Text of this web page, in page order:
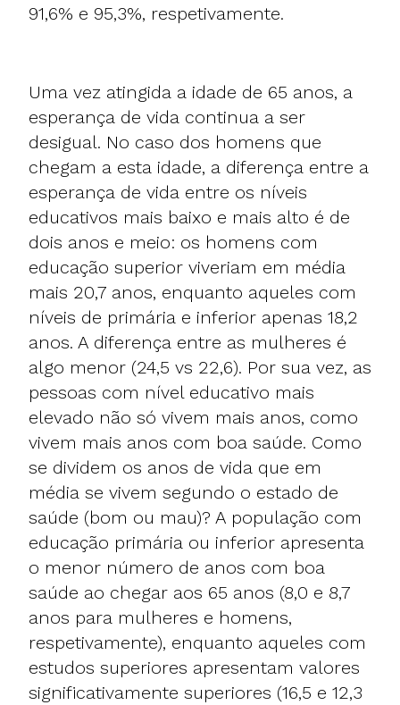
91,6% e 95,3%, respetivamente.
Uma vez atingida a idade de 65 anos, a
esperança de vida continua a ser
desigual. No caso dos homens que
chegam a esta idade, a diferença entre a
esperança de vida entre os níveis
educativos mais baixo e mais alto é de
dois anos e meio: os homens com
educação superior viveriam em média
mais 20,7 anos, enquanto aqueles com
níveis de primária e inferior apenas 18,2
anos. A diferença entre as mulheres é
algo menor (24,5 vs 22,6). Por sua vez, as
pessoas com nível educativo mais
elevado não só vivem mais anos, como
vivem mais anos com boa saúde. Como
se dividem os anos de vida que em
média se vivem segundo o estado de
saúde (bom ou mau)? A população com
educação primária ou inferior apresenta
o menor número de anos com boa
saúde ao chegar aos 65 anos (8,0 e 8,7
anos para mulheres e homens,
respetivamente), enquanto aqueles com
estudos superiores apresentam valores
significativamente superiores (16,5 e 12,3